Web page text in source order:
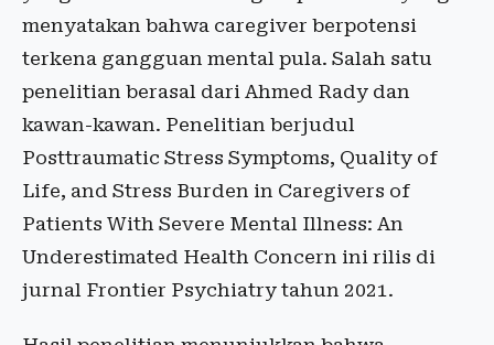
menyatakan bahwa caregiver berpotensi
terkena gangguan mental pula. Salah satu
penelitian berasal dari Ahmed Rady dan
kawan-kawan. Penelitian berjudul
Posttraumatic Stress Symptoms, Quality of
Life, and Stress Burden in Caregivers of
Patients With Severe Mental Illness: An
Underestimated Health Concern ini rilis di
jurnal Frontier Psychiatry tahun 2021.